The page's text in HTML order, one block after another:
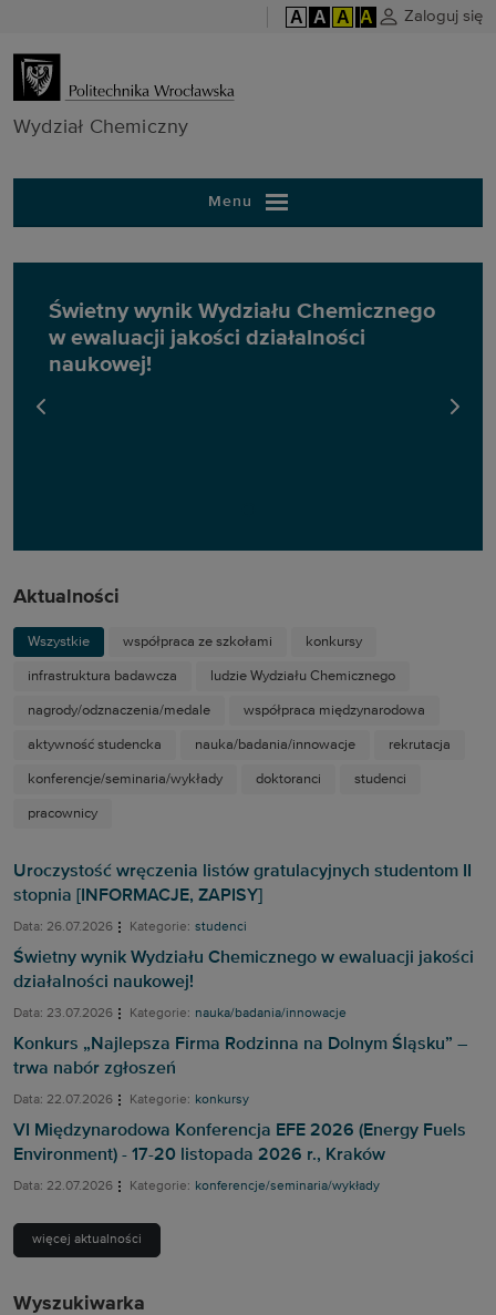
A A A A Zaloguj się
Wydział
Wydział Chemiczny
Menu
Świetny wynik Wydziału Chemicznego
w ewaluacji jakości działalności
naukowej!
poprzedni slajd
Aktualności
Wszystkie współpraca ze szkołami konkursy
infrastruktura badawcza ludzie Wydziału Chemicznego
nagrody/odznaczenia/medale współpraca międzynarodowa
aktywność studencka nauka/badania/innowacje rekrutacja
konferencje/seminaria/wykłady doktoranci studenci
pracownicy
Uroczystość wręczenia listów gratulacyjnych studentom II
stopnia [INFORMACJE, ZAPISY]
Data: 26.07.2026 Kategorie: studenci
Świetny wynik Wydziału Chemicznego w ewaluacji jakości
działalności naukowej!
Data: 23.07.2026 Kategorie: nauka/badania/innowacje
Konkurs „Najlepsza Firma Rodzinna na Dolnym Śląsku” –
trwa nabór zgłoszeń
Data: 22.07.2026 Kategorie: konkursy
VI Międzynarodowa Konferencja EFE 2026 (Energy Fuels
Environment) - 17-20 listopada 2026 r., Kraków
Data: 22.07.2026 Kategorie: konferencje/seminaria/wykłady
więcej aktualności
Wyszukiwarka